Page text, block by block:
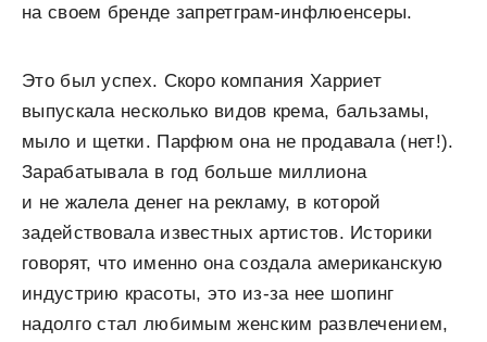
на своем бренде запретграм-инфлюенсеры.
Это был успех. Скоро компания Харриет
выпускала несколько видов крема, бальзамы,
мыло и щетки. Парфюм она не продавала (нет!).
Зарабатывала в год больше миллиона
и не жалела денег на рекламу, в которой
задействовала известных артистов. Историки
говорят, что именно она создала американскую
индустрию красоты, это из-за нее шопинг
надолго стал любимым женским развлечением,